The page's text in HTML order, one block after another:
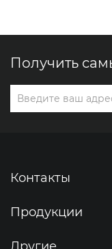
Получить
Контакты
Продукции
Другие